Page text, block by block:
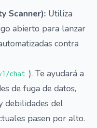
Scanner): Utiliza
abierto para lanzar
contra
chat ). Te ayudará a
de fuga de datos,
debilidades del
pasen por alto.